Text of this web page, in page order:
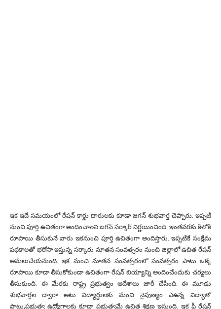
ఇక ఇదే సమయంలో రేషన్ కార్డు దారులకు కూడా జగన్ శుభవార్త చెప్పారు. ఇప్పటి
నుంచి పూర్తి ఉచితంగా అందించాలని జగన్‌ సర్కార్ నిర్ణయించింది. ఇంతవరకు కిలోకి
రూపాయి తీసుకునే వారు ఇకనుంచి పూర్తి ఉచితంగా అందిస్తారు. ఇప్పటికే సంక్షేమ
పథకాలతో భరోసా ఇస్తున్న సర్కారు నూతన సంవత్సరం నుంచి జిల్లాలో ఉచిత రేషన్
అమలుచేయనుంది. ఇక నుంచి నూతన సంవత్సరంలో సంవత్సరం పాటు ఒక్క
రూపాయి కూడా తీసుకోకుండా ఉచితంగా రేషన్ బియ్యాన్ని అందించేందుకు చర్యలు
తీసుకుంది. ఈ మేరకు రాష్ట్ర ప్రభుత్వం ఆదేశాలు జారీ చేసింది. ఈ మూడు
శుభవార్తల ద్వారా అటు విద్యార్థులకు మంచి నైపుణ్యం ఎఉన్న విద్యాతో
పాటు,ప్రభుత్వ ఉద్యోగాలకు కూడా ప్రభుత్వమే ఉచిత శిక్షణ ఇస్తుంది. ఇక ఫ్రీ రేషన్